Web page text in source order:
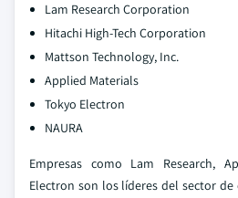
Lam Research Corporation
Hitachi High-Tech Corporation
Mattson Technology, Inc.
Applied Materials
Tokyo Electron
NAURA
Empresas como Lam Research,
Electron son los líderes del sector de